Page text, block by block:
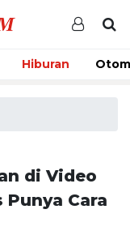
Hiburan
di Video
Cara